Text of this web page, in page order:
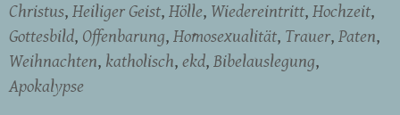
Christus Heiliger Geist Hölle Wiedereintritt Hochzeit
Gottesbild Offenbarung Homosexualität Trauer Paten
Weihnachten katholisch ekd Bibelauslegung
Apokalypse